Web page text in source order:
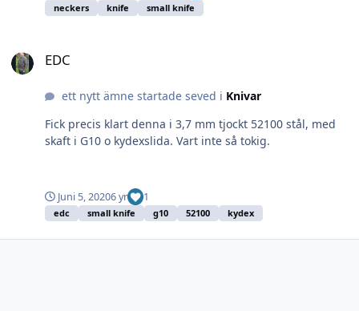
neckers knife small knife
EDC
ett nytt ämne startade seved i Knivar
Fick precis klart denna i 3,7 mm tjockt 52100 stål, med
skaft i G10 o kydexslida. Vart inte så tokig.
Juni 5, 20206 yr 1
edc small knife g10 52100 kydex